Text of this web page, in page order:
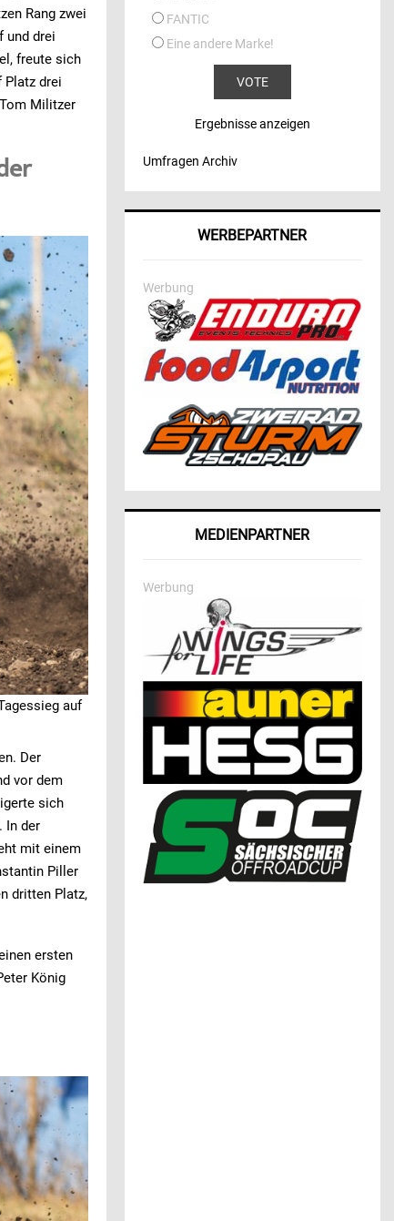
Rang zwei
und drei
freute sich
Platz drei
Militzer
auf
Der
vor dem
sich
In der
mit einem
Piller
dritten Platz,
ersten
König
FANTIC
Eine andere Marke!
Ergebnisse anzeigen
Umfragen Archiv
WERBEPARTNER
Werbung
MEDIENPARTNER
Werbung